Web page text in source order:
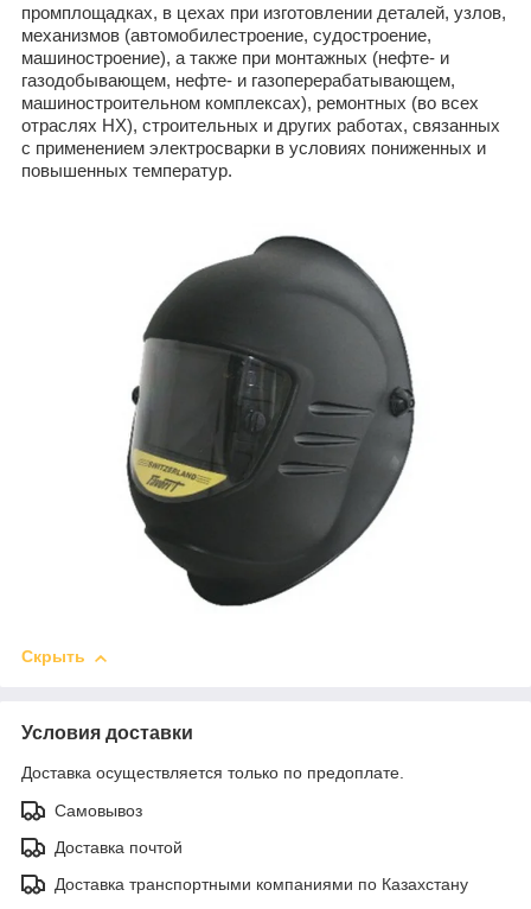
промплощадках, в цехах при изготовлении деталей, узлов,
механизмов (автомобилестроение, судостроение,
машиностроение), а также при монтажных (нефте- и
газодобывающем, нефте- и газоперерабатывающем,
машиностроительном комплексах), ремонтных (во всех
отраслях НХ), строительных и других работах, связанных
с применением электросварки в условиях пониженных и
повышенных температур.
Скрыть
Условия доставки
Доставка осуществляется только по предоплате.
Самовывоз
Доставка почтой
Доставка транспортными компаниями по Казахстану